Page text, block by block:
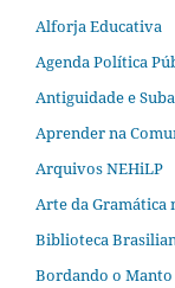
Alforja Educativa
Agenda Política
Antiguidade e
Aprender na
Arquivos NEHiLP
Arte da Gramática
Biblioteca
Bordando o